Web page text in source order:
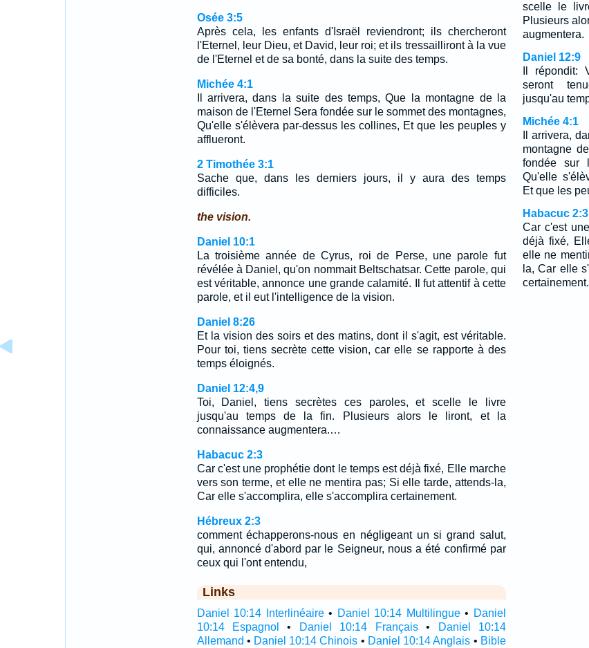
Osée 3:5
Après cela, les enfants d'Israël reviendront; ils chercheront
l'Eternel, leur Dieu, et David, leur roi; et ils tressailliront à la vue
de l'Eternel et de sa bonté, dans la suite des temps.
Michée 4:1
Il arrivera, dans la suite des temps, Que la montagne de la
maison de l'Eternel Sera fondée sur le sommet des montagnes,
Qu'elle s'élèvera par-dessus les collines, Et que les peuples y
afflueront.
2 Timothée 3:1
Sache que, dans les derniers jours, il y aura des temps
difficiles.
the vision.
Daniel 10:1
La troisième année de Cyrus, roi de Perse, une parole fut
révélée à Daniel, qu'on nommait Beltschatsar. Cette parole, qui
est véritable, annonce une grande calamité. Il fut attentif à cette
parole, et il eut l'intelligence de la vision.
Daniel 8:26
Et la vision des soirs et des matins, dont il s'agit, est véritable.
Pour toi, tiens secrète cette vision, car elle se rapporte à des
temps éloignés.
Daniel 12:4,9
Toi, Daniel, tiens secrètes ces paroles, et scelle le livre
jusqu'au temps de la fin. Plusieurs alors le liront, et la
connaissance augmentera.…
Habacuc 2:3
Car c'est une prophétie dont le temps est déjà fixé, Elle marche
vers son terme, et elle ne mentira pas; Si elle tarde, attends-la,
Car elle s'accomplira, elle s'accomplira certainement.
Hébreux 2:3
comment échapperons-nous en négligeant un si grand salut,
qui, annoncé d'abord par le Seigneur, nous a été confirmé par
ceux qui l'ont entendu,
Links
Daniel 10:14 Interlinéaire• Daniel 10:14 Multilingue• Daniel
10:14 Espagnol
• Daniel 10:14 Français•
Daniel 10:14
Allemand • Daniel 10:14 Chinois • Daniel 10:14 Anglais • Bible
scelle le
Plusieurs
augmentera.
Daniel 12:9
Il répondit:
seront
jusqu'au
Michée 4:1
Il arrivera,
montagne
fondée sur
Qu'elle
Et que les
Habacuc 2:3
Car c'est
déjà fixé,
elle ne
la, Car elle
certainement.